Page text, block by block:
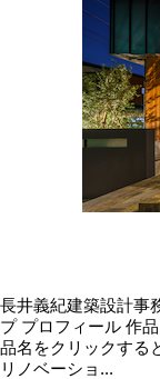
長井義紀建築設計事
プ プロフィール 作
品名をクリックする
リノベーショ...